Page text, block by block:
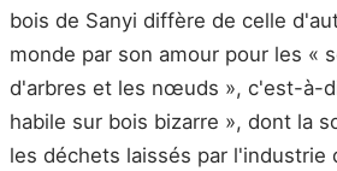
bois de Sanyi diffère de celle
monde par son amour pour les «
d'arbres et les nœuds », c'est-à-
habile sur bois bizarre », dont la
les déchets laissés par l'industrie